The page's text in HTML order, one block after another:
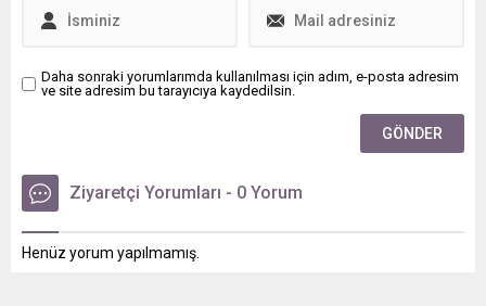
Daha sonraki yorumlarımda kullanılması için adım, e-posta adresim
ve site adresim bu tarayıcıya kaydedilsin.
Ziyaretçi Yorumları - 0 Yorum
Henüz yorum yapılmamış.